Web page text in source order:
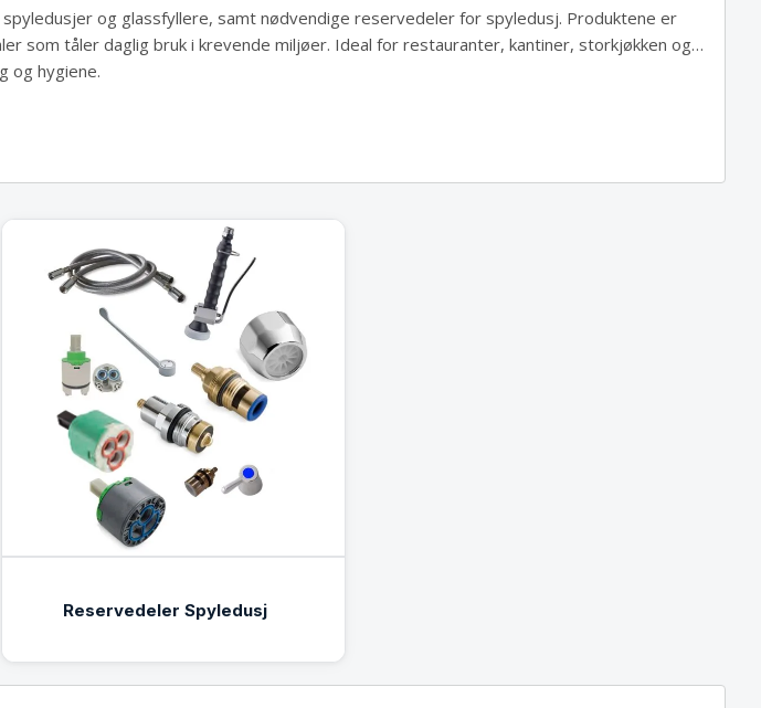
og glassfyllere, samt nødvendige reservedeler for spyledusj. Produktene er
som tåler daglig bruk i krevende miljøer. Ideal for restauranter, kantiner, storkjøkken og
og hygiene.
Reservedeler Spyledusj